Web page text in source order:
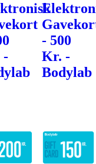
-
- 500
Kr. -
Bodylab